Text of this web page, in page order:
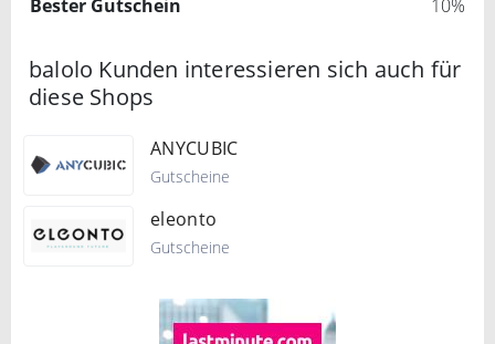
Bester Gutschein
10%
balolo Kunden interessieren sich auch für
diese Shops
ANYCUBIC
Gutscheine
eleonto
Gutscheine